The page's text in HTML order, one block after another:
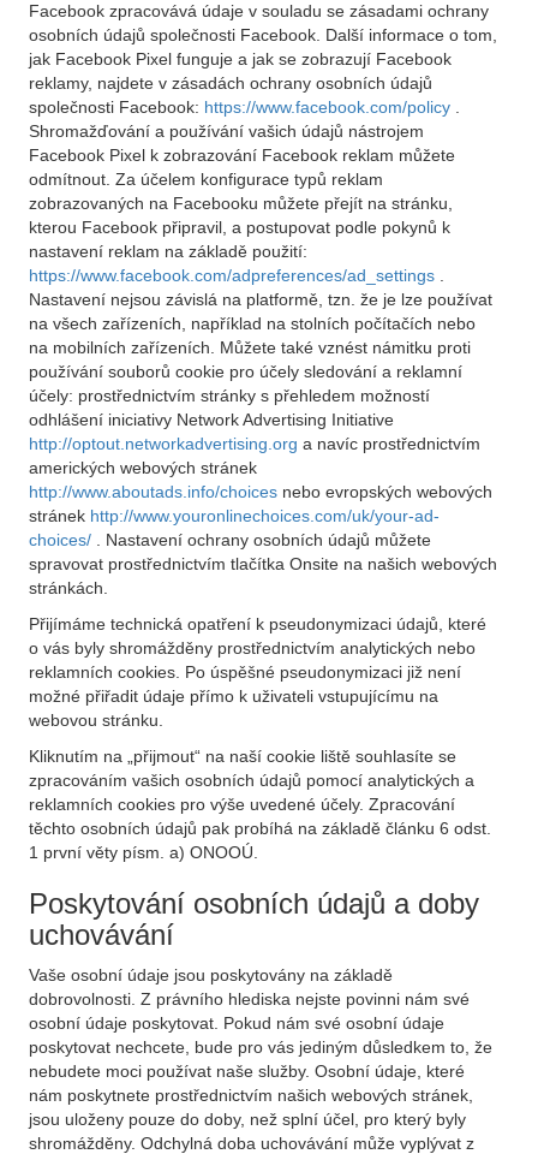
Facebook zpracovává údaje v souladu se zásadami ochrany
osobních údajů společnosti Facebook. Další informace o tom,
jak Facebook Pixel funguje a jak se zobrazují Facebook
reklamy, najdete v zásadách ochrany osobních údajů
společnosti Facebook: https://www.facebook.com/policy
Shromažďování a používání vašich údajů nástrojem
Facebook Pixel k zobrazování Facebook reklam můžete
odmítnout. Za účelem konfigurace typů reklam
zobrazovaných na Facebooku můžete přejít na stránku,
kterou Facebook připravil, a postupovat podle pokynů k
nastavení reklam na základě použití:
https://www.facebook.com/adpreferences/ad_settings
Nastavení nejsou závislá na platformě, tzn. že je lze používat
na všech zařízeních, například na stolních počítačích nebo
na mobilních zařízeních. Můžete také vznést námitku proti
používání souborů cookie pro účely sledování a reklamní
účely: prostřednictvím stránky s přehledem možností
odhlášení iniciativy Network Advertising Initiative
http://optout.networkadvertising.org a navíc prostřednictvím
amerických webových stránek
http://www.aboutads.info/choices nebo evropských webových
stránek http://www.youronlinechoices.com/uk/your-ad-
choices/
. Nastavení ochrany osobních údajů můžete
spravovat prostřednictvím tlačítka Onsite na našich webových
stránkách.
Přijímáme technická opatření k pseudonymizaci údajů, které
o vás byly shromážděny prostřednictvím analytických nebo
reklamních cookies. Po úspěšné pseudonymizaci již není
možné přiřadit údaje přímo k uživateli vstupujícímu na
webovou stránku.
Kliknutím na „přijmout“ na naší cookie liště souhlasíte se
zpracováním vašich osobních údajů pomocí analytických a
reklamních cookies pro výše uvedené účely. Zpracování
těchto osobních údajů pak probíhá na základě článku 6 odst.
1 první věty písm. a) ONOOÚ.
Poskytování osobních údajů a doby
uchovávání
Vaše osobní údaje jsou poskytovány na základě
dobrovolnosti. Z právního hlediska nejste povinni nám své
osobní údaje poskytovat. Pokud nám své osobní údaje
poskytovat nechcete, bude pro vás jediným důsledkem to, že
nebudete moci používat naše služby. Osobní údaje, které
nám poskytnete prostřednictvím našich webových stránek,
jsou uloženy pouze do doby, než splní účel, pro který byly
shromážděny. Odchylná doba uchovávání může vyplývat z